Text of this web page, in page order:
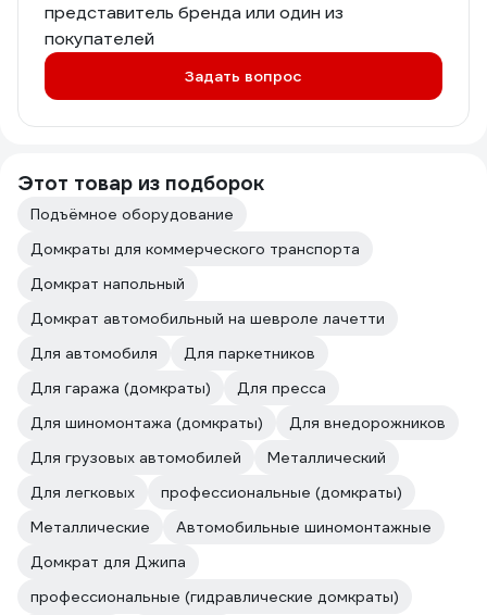
представитель бренда или один из
покупателей
Задать вопрос
Этот товар из подборок
Подъёмное оборудование
Домкраты для коммерческого транспорта
Домкрат напольный
Домкрат автомобильный на шевроле лачетти
Для автомобиля
Для паркетников
Для гаража (домкраты)
Для пресса
Для шиномонтажа (домкраты)
Для внедорожников
Для грузовых автомобилей
Металлический
Для легковых
профессиональные (домкраты)
Металлические
Автомобильные шиномонтажные
Домкрат для Джипа
профессиональные (гидравлические домкраты)